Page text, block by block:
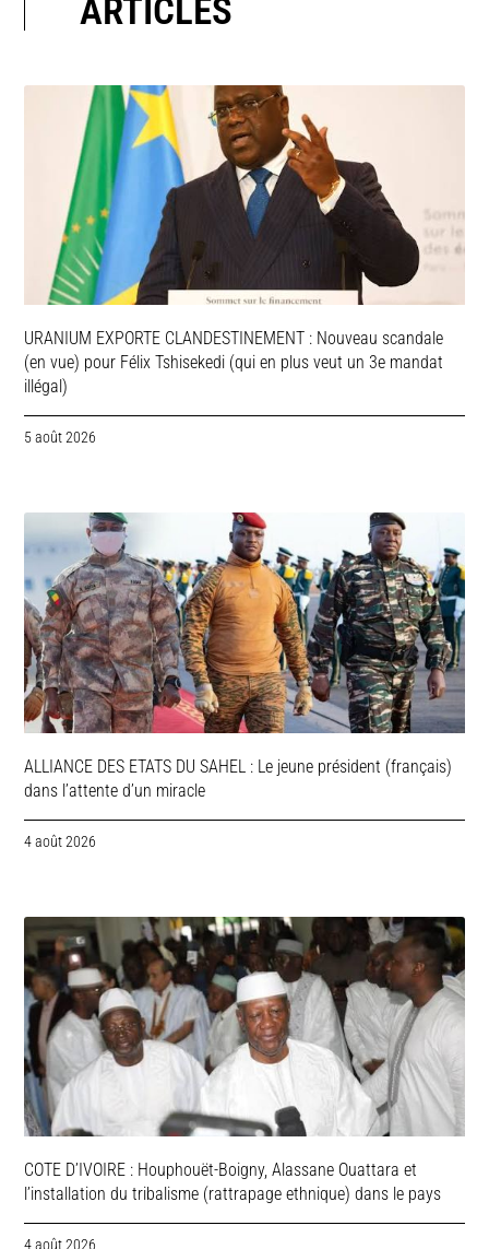
ARTICLES
URANIUM EXPORTE CLANDESTINEMENT : Nouveau scandale
(en vue) pour Félix Tshisekedi (qui en plus veut un 3e mandat
illégal)
5 août 2026
ALLIANCE DES ETATS DU SAHEL : Le jeune président (français)
dans l’attente d’un miracle
4 août 2026
COTE D’IVOIRE : Houphouët-Boigny, Alassane Ouattara et
l’installation du tribalisme (rattrapage ethnique) dans le pays
4 août 2026